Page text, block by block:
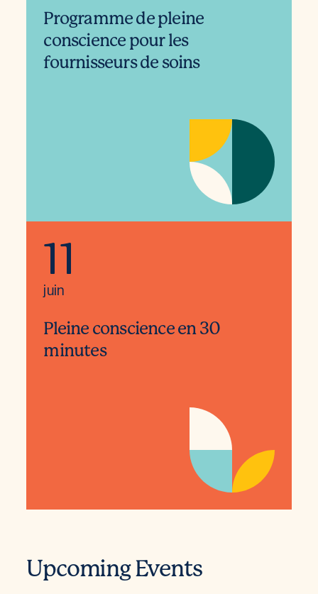
Programme de pleine
conscience pour les
fournisseurs de soins
11
juin
Pleine conscience en 30
minutes
Upcoming Events